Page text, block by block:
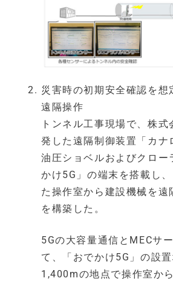
災害時の初期安全確認を想
遠隔操作
トンネル工事現場で、株式
発した遠隔制御装置「カナ
油圧ショベルおよびクロー
かけ5G」の端末を搭載し
た操作室から建設機械を遠
を構築した。
5Gの大容量通信とMECサ
て、「おでかけ5G」の設
1,400mの地点で操作室か